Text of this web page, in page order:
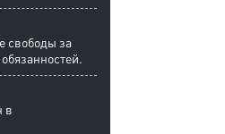
свободы за
в